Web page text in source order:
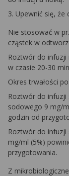
3. Upewnić się, że
Nie stosować w
cząstek w
Roztwór do
w czasie 20-30
Okres trwałości
Roztwór do
sodowego 9 mg/
godzin od
Roztwór do infuzji
mg/ml (5%)
przygotowania.
Z